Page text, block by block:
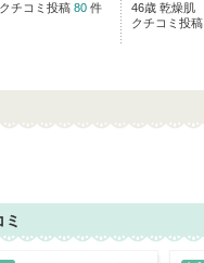
クチコミ投稿 80 件
46歳 乾燥肌
クチコミ投稿